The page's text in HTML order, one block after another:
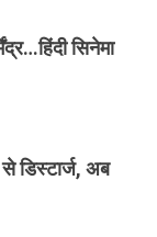
सिनेमा
डिस्टार्ज, अब